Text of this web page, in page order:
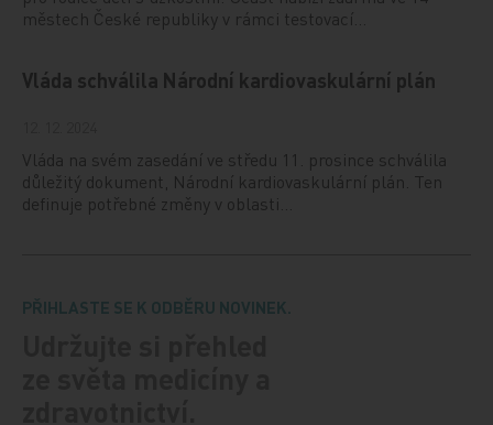
městech České republiky v rámci testovací…
Vláda schválila Národní kardiovaskulární plán
Vláda na svém zasedání ve středu 11. prosince schválila
důležitý dokument, Národní kardiovaskulární plán. Ten
definuje potřebné změny v oblasti…
PŘIHLASTE SE K ODBĚRU NOVINEK.